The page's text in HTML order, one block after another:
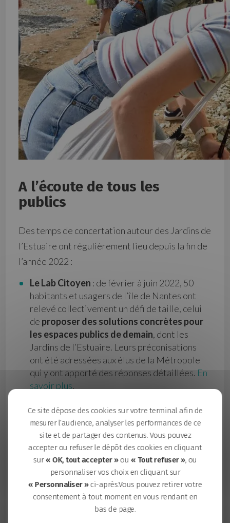
A l’écoute de tous les
publics
Des temps de concertation autour des Jardins de
l’Estuaire ont régulièrement lieu depuis la fin de
l’année 2022 :
Le Lab Citoyen : de février à juin 2022, 50
habitants et usagers de l’île de Nantes ont
relevé collectivement un défi de taille, celui
de proposer des solutions concrètes pour
les espaces publics de demain, dont les
Jardins de l’Estuaire. Leurs préconisations
ont été adressées aux élus de la Métropole
qui y ont apporté des réponses détaillées. En
savoir plus.
En septembre 2022, les premières intentions
du projet des Jardins de l’Estuaire étaient
présentées aux usagers. Pendant deux jours,
sur l’espace public,une équipe mobile est
allée à la rencontre des passants,
répondant à leurs questions et recueillant
leurs avis et/ou suggestionssur les Jardins.
Retrouvez la synthèse des avis citoyens en
1ère partie/
Ce site dépose des cookies sur votre terminal afin de
mesurer l’audience, analyser les performances de ce
site et de partager des contenus. Vous pouvez
accepter ou refuser le dépôt des cookies en cliquant
sur« OK, tout accepter »ou « Tout refuser », ou
personnaliser vos choix en cliquant sur
« Personnaliser »ci-après.Vous pouvez retirer votre
consentement à tout moment en vous rendant en
bas de page.